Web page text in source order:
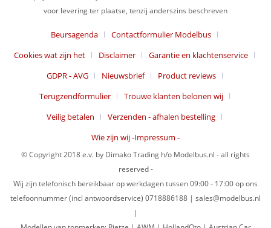
voor levering ter plaatse, tenzij anderszins beschreven
Beursagenda
Contactformulier Modelbus
Cookies wat zijn het
Disclaimer
Garantie en klachtenservice
GDPR - AVG
Nieuwsbrief
Product reviews
Terugzendformulier
Trouwe klanten belonen wij
Veilig betalen
Verzenden - afhalen bestelling
Wie zijn wij -Impressum -
© Copyright 2018 e.v. by Dimako Trading h/o Modelbus.nl - all rights
reserved -
Wij zijn telefonisch bereikbaar op werkdagen tussen 09:00 - 17:00 op ons
telefoonnummer (incl antwoordservice) 0718886188 | sales@modelbus.nl
|